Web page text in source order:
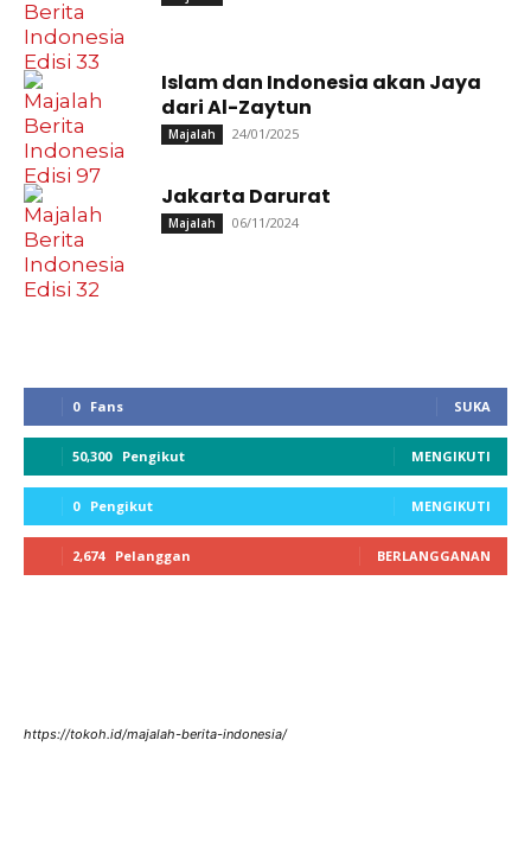
Islam dan Indonesia akan Jaya
dari Al-Zaytun
Majalah 24/01/2025
Jakarta Darurat
Majalah 06/11/2024
0 Fans SUKA
50,300 Pengikut MENGIKUTI
0 Pengikut MENGIKUTI
2,674 Pelanggan BERLANGGANAN
https://tokoh.id/majalah-berita-indonesia/